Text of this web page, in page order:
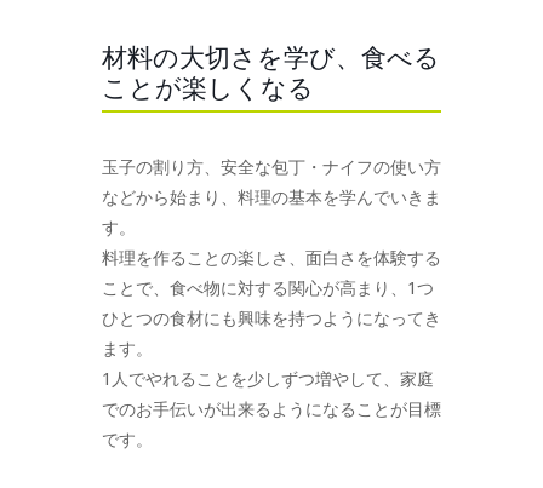
材料の大切さを学び、食べる
ことが楽しくなる
玉子の割り方、安全な包丁・ナイフの使い方
などから始まり、料理の基本を学んでいきま
す。
料理を作ることの楽しさ、面白さを体験する
ことで、食べ物に対する関心が高まり、1つ
ひとつの食材にも興味を持つようになってき
ます。
1人でやれることを少しずつ増やして、家庭
でのお手伝いが出来るようになることが目標
です。